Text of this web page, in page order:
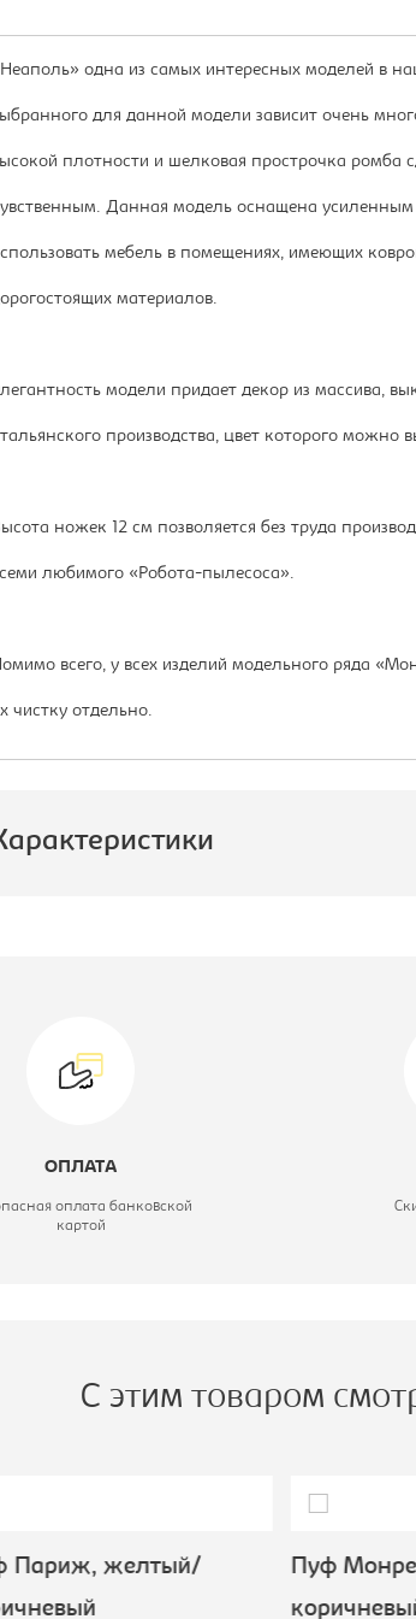
одна из самых интересных моделей в
для данной модели зависит очень
плотности и шелковая прострочка
Данная модель оснащена
мебель в помещениях, имеющих
материалов.
модели придает декор из массива,
производства, цвет которого можно
ножек 12 см позволяется без труда
любимого «Робота-пылесоса».
всего, у всех изделий модельного ряда
чистку отдельно.
Вид пуфа/банкетка:
Цвет материала: Velutto 11
ОПЛАТА
оплата банковской
картой
С этим товаром
Париж, желтый/
Пуф